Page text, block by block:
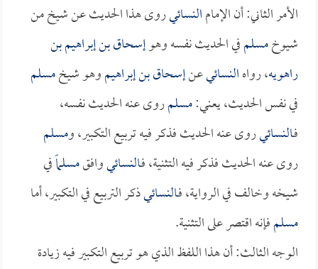
الأمر الثاني: أن الإمامالنسائيروى هذا الحديث عن شيخ من
شيوخمسلمفي الحديث نفسه وهوإسحاق بن إبراهيم بن
راهويه، رواهالنسائيعنإسحاق بن إبراهيموهو شيخمسلم
في نفس الحديث، يعني:مسلمروى عنه الحديث نفسه،
فـالنسائيروى عنه الحديث فذكر فيه تربيع التكبير، ومسلم
روى عنه الحديث فذكر فيه التثنية، فـالنسائيوافقمسلماًفي
شيخه وخالف في الرواية، فـالنسائيذكر التربيع في التكبير، أما
مسلمفإنه اقتصر على التثنية.
الوجه الثالث: أن هذا اللفظ الذي هو تربيع التكبير فيه زيادة